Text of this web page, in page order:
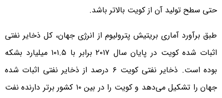
حتی سطح تولید آن از کویت بالاتر باشد.
طبق برآورد آماری بریتیش پترولیوم از انرژی جهان، کل ذخایر نفتی
اثبات شده کویت در پایان سال ۲۰۱۷ برابر با ۱۰۱.۵ میلیارد بشکه
بوده است. ذخایر نفتی کویت ۶ درصد از ذخایر نفتی اثبات شده
جهان را تشکیل می‌دهد و کویت را در بین ۱۰ کشور برتر دارنده نفت